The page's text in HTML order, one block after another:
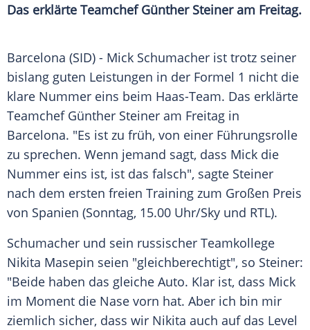
Das erklärte TeamchefGünther Steineram Freitag.
Barcelona (SID) - Mick Schumacher ist trotz seiner
bislang guten Leistungen in der Formel 1 nicht die
klare Nummer eins beim Haas-Team. Das erklärte
Teamchef Günther Steiner am Freitag in
Barcelona. "Es ist zu früh, von einer Führungsrolle
zu sprechen. Wenn jemand sagt, dass Mick die
Nummer eins ist, ist das falsch", sagte Steiner
nach dem ersten freien Training zum Großen Preis
von Spanien (Sonntag, 15.00 Uhr/Sky und RTL).
Schumacher und sein russischer Teamkollege
Nikita Masepin seien "gleichberechtigt", so Steiner:
"Beide haben das gleiche Auto. Klar ist, dass Mick
im Moment die Nase vorn hat. Aber ich bin mir
ziemlich sicher, dass wir Nikita auch auf das Level